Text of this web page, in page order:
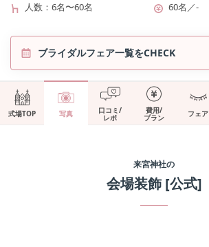
人数
6名〜60名 60名 ／-
ブライダルフェア一覧をCHECK
式場TOP 写真 口コミ/
レポ
費用/
プラン フェア
来宮神社の
会場装飾[公式]